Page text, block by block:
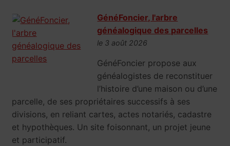
GénéFoncier, l'arbre
généalogique des parcelles
le 3 août 2026
GénéFoncier propose aux
généalogistes de reconstituer
l’histoire d’une maison ou d’une
parcelle, de ses propriétaires successifs à ses
divisions, en reliant cartes, actes notariés, cadastre
et hypothèques. Un site foisonnant, un projet jeune
et participatif.